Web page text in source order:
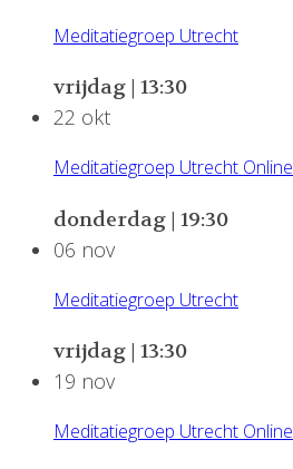
Meditatiegroep Utrecht
vrijdag | 13:30
22 okt
Meditatiegroep Utrecht Online
donderdag | 19:30
06 nov
Meditatiegroep Utrecht
vrijdag | 13:30
19 nov
Meditatiegroep Utrecht Online